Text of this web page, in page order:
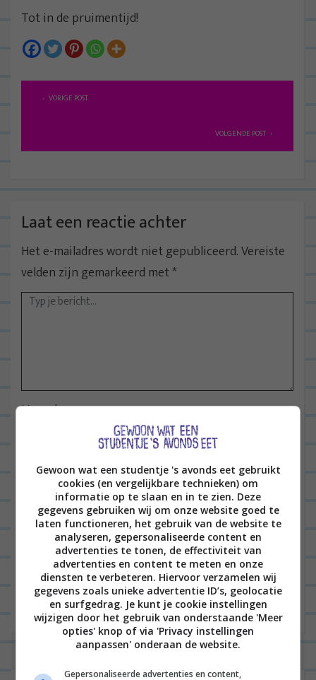
Tot in de pruimentijd!
B
i
t
a
v
i
i
e
VORIGE POST
VOLGENDE POST
Laat een reactie achter
Het e-mailadres wordt niet gepubliceerd.Vereiste
velden zijn gemarkeerd met*
Naam*
E-mail*
Gewoon wat een studentje 's avonds eet gebruikt
cookies (en vergelijkbare technieken) om
informatie op te slaan en in te zien. Deze
gegevens gebruiken wij om onze website goed te
laten functioneren, het gebruik van de website te
analyseren, gepersonaliseerde content en
advertenties te tonen, de effectiviteit van
advertenties en content te meten en onze
diensten te verbeteren. Hiervoor verzamelen wij
gegevens zoals unieke advertentie ID’s, geolocatie
en surfgedrag. Je kunt je cookie instellingen
wijzigen door het gebruik van onderstaande 'Meer
opties' knop of via 'Privacy instellingen
aanpassen' onderaan de website.
Gepersonaliseerde advertenties en content,